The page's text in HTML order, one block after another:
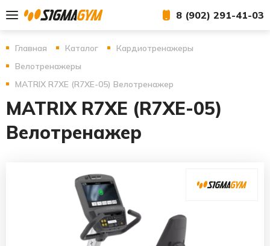
8 (902) 291-41-03
Главная Каталог
Кардиотренажеры
Велотренажеры
MATRIX R7XE (R7XE-05) Велотренажер
MATRIX R7XE (R7XE-05)
Велотренажер